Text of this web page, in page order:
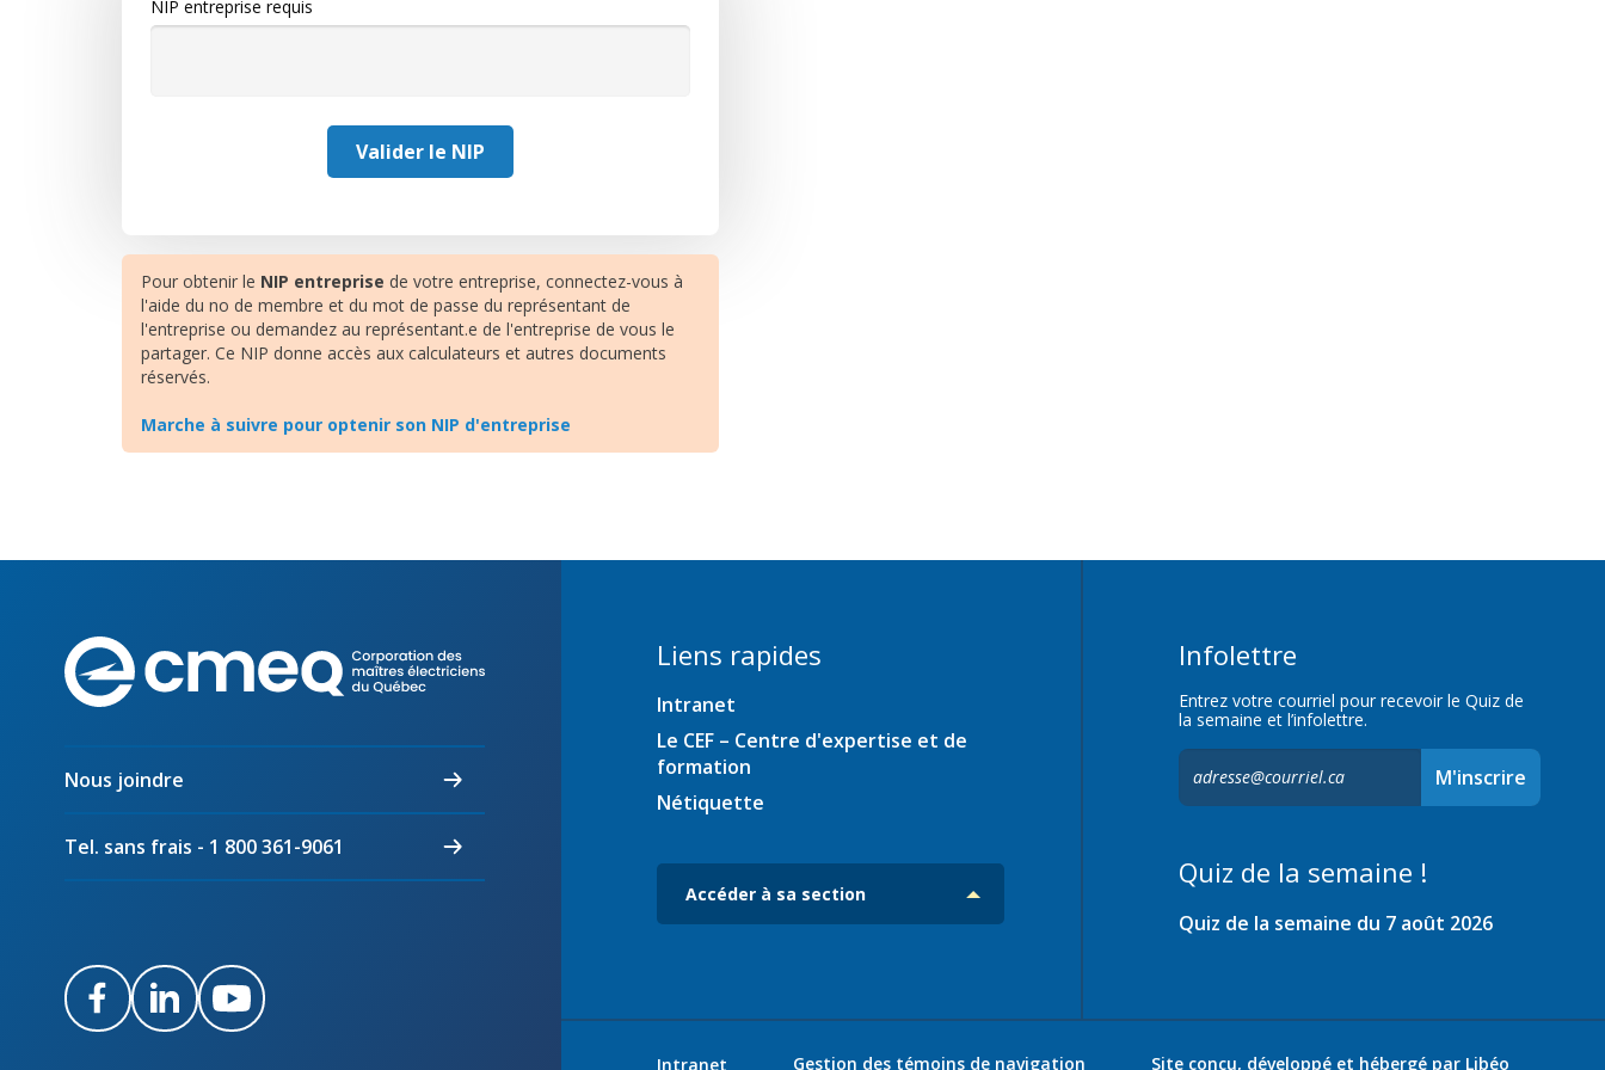
NIP entreprise requis
Pour obtenir le NIP entreprise de votre entreprise, connectez-vous à
l'aide du no de membre et du mot de passe du représentant de
l'entreprise ou demandez au représentant.e de l'entreprise de vous le
partager. Ce NIP donne accès aux calculateurs et autres documents
réservés.
Marche à suivre pour optenir son NIP d'entreprise
des
Nous joindre
Tel. sans frais - 1 800 361-9061
FacebookLinkedInYoutube
Liens rapides
Intranet
Le CEF – Centre d'expertise et de
formation
Nétiquette
Accéder à sa section
Infolettre
Entrez votre courriel pour recevoir le Quiz de
la semaine et l’infolettre.
S'inscrire
M'inscrire
Quiz de la semaine !
Quiz de la semaine du 7 août 2026
Intranet Gestion des témoins de navigation Site conçu, développé et hébergé par Libéo